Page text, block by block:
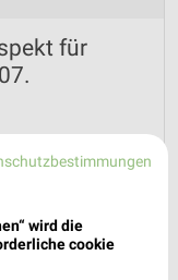
für
wird die
cookie